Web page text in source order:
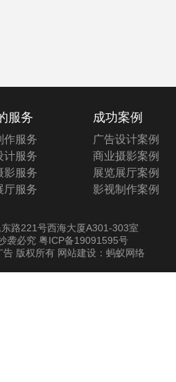
服务
作服务
计服务
影服务
厅服务
成功案例
广告设计案例
商业摄影案例
展览展厅案例
影视制作案例
路221号西海大厦A301-303室
袭必究 粤ICP备19091595号
版权所有 网站建设：蚂蚁网络